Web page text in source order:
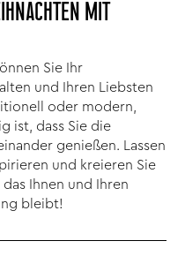
MIT
Sie Ihr
und Ihren Liebsten
oder modern,
ist, dass Sie die
genießen. Lassen
und kreieren Sie
Ihnen und Ihren
bleibt!